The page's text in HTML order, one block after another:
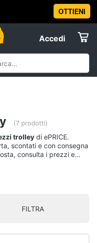
OTTIENI
Accedi
(7 prodotti)
trolley di ePRICE.
scontati e con consegna
consulta i prezzi e
FILTRA